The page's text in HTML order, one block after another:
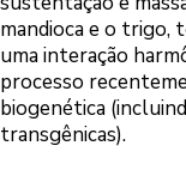
mandioca e o trigo,
uma interação
processo
biogenética
transgênicas).